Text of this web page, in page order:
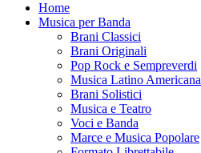
Home
Musica per Banda
Brani Classici
Brani Originali
Pop Rock e Sempreverdi
Musica Latino Americana
Brani Solistici
Musica e Teatro
Voci e Banda
Marce e Musica Popolare